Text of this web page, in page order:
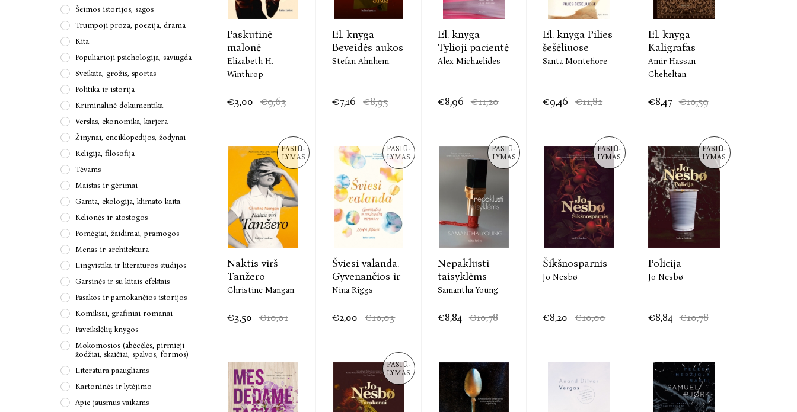
Paskutinė
malonė
Elizabeth H.
Winthrop
€3,00 €9,63
El. knyga
Beveidės aukos
Stefan Ahnhem
€7,16 €8,95
El. knyga
Tylioji pacientė
Alex Michaelides
€8,96 €11,20
El. knyga Pilies
šešėliuose
Santa Montefiore
€9,46 €11,82
El. knyga
Kaligrafas
Amir Hassan
Cheheltan
€8,47 €10,59
PASIŪ-
LYMAS
Naktis virš
Tanžero
Christine Mangan
€3,50 €10,01
PASIŪ-
LYMAS
Šviesi valanda.
Gyvenančios ir
Nina Riggs
€2,00 €10,03
PASIŪ-
LYMAS
Nepaklusti
taisyklėms
Samantha Young
€8,84 €10,78
PASIŪ-
LYMAS
Šikšnosparnis
Jo Nesbø
€8,20 €10,00
PASIŪ-
LYMAS
Policija
Jo Nesbø
€8,84 €10,78
PASIŪ-
LYMAS
Šeimos istorijos, sagos
Trumpoji proza, poezija, drama
Kita
Populiarioji psichologija, saviugda
Sveikata, grožis, sportas
Politika ir istorija
Kriminalinė dokumentika
Verslas, ekonomika, karjera
Žinynai, enciklopedijos, žodynai
Religija, filosofija
Tėvams
Maistas ir gėrimai
Gamta, ekologija, klimato kaita
Kelionės ir atostogos
Pomėgiai, žaidimai, pramogos
Menas ir architektūra
Lingvistika ir literatūros studijos
Garsinės ir su kitais efektais
Pasakos ir pamokančios istorijos
Komiksai, grafiniai romanai
Paveikslėlių knygos
Mokomosios (abėcėlės, pirmieji
žodžiai, skaičiai, spalvos, formos)
Literatūra paaugliams
Kartoninės ir lytėjimo
Apie jausmus vaikams